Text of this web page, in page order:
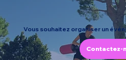
Vous souhaitez organiser un
Contactez-